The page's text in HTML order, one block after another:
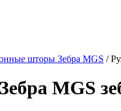
шторы Зебра MGS /
MGS